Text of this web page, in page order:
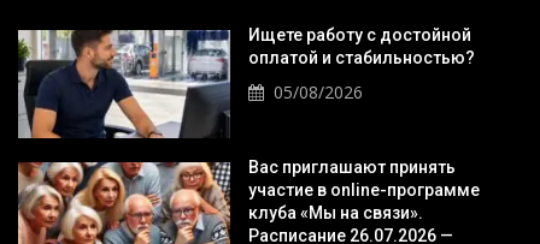
Ищете работу с достойной
оплатой и стабильностью?
05/08/2026
Вас приглашают принять
участие в online-программе
клуба «Мы на связи».
Расписание 26.07.2026 —